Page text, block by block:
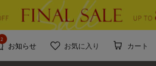
お知らせ
2
お気に入り カート